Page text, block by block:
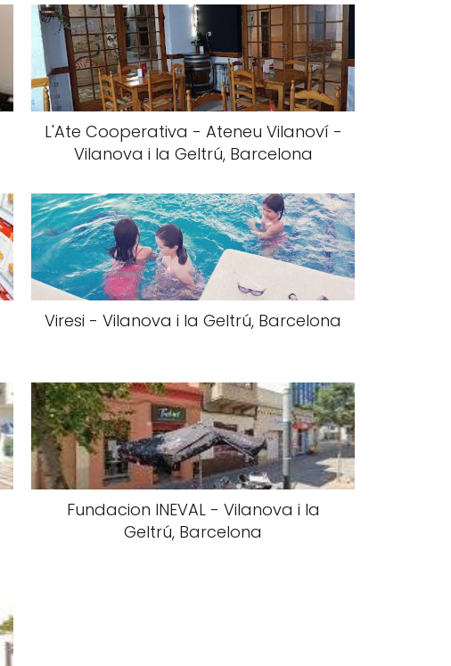
L'Ate Cooperativa - Ateneu Vilanoví -
Vilanova i la Geltrú, Barcelona
Viresi - Vilanova i la Geltrú, Barcelona
Fundacion INEVAL - Vilanova i la
Geltrú, Barcelona